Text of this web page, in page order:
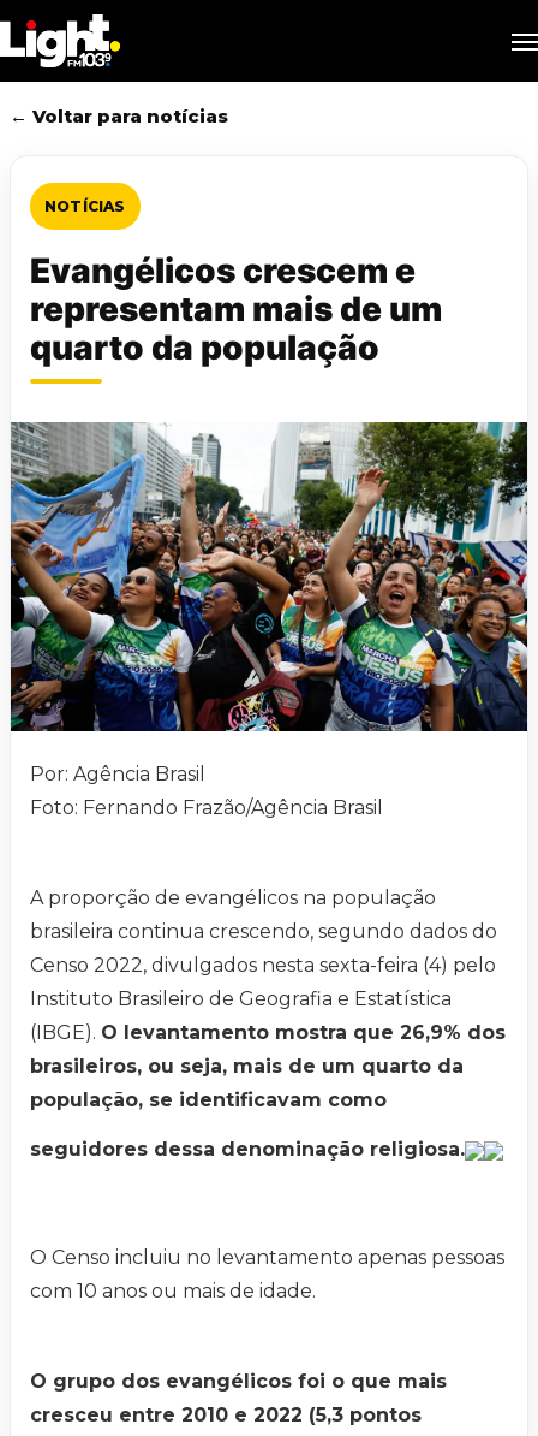
to
main
content
← Voltar para notícias
NOTÍCIAS
Evangélicos crescem e
representam mais de um
quarto da população
Por: Agência Brasil
Foto: Fernando Frazão/Agência Brasil
A proporção de evangélicos na população
brasileira continua crescendo, segundo dados do
Censo 2022, divulgados nesta sexta-feira (4) pelo
Instituto Brasileiro de Geografia e Estatística
(IBGE). O levantamento mostra que 26,9% dos
brasileiros, ou seja, mais de um quarto da
população, se identificavam como
seguidores dessa denominação religiosa.
O Censo incluiu no levantamento apenas pessoas
com 10 anos ou mais de idade.
O grupo dos evangélicos foi o que mais
cresceu entre 2010 e 2022 (5,3 pontos